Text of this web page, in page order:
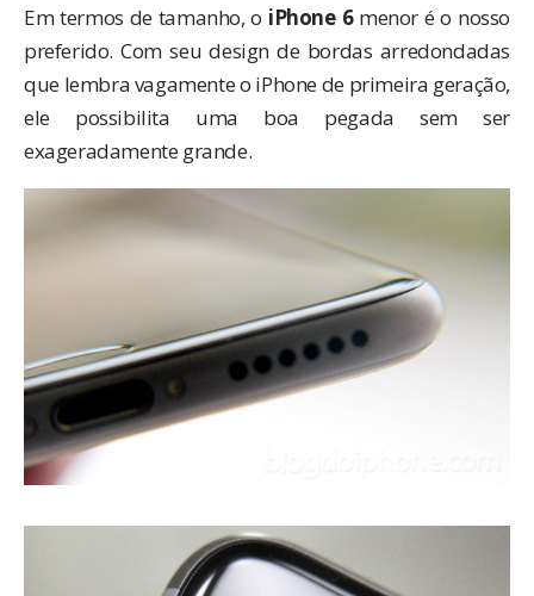
Em termos de tamanho, o iPhone 6menor é o nosso
preferido. Com seu design de bordas arredondadas
que lembra vagamente o iPhone de primeira geração,
ele possibilita uma boa pegada sem ser
exageradamente grande.